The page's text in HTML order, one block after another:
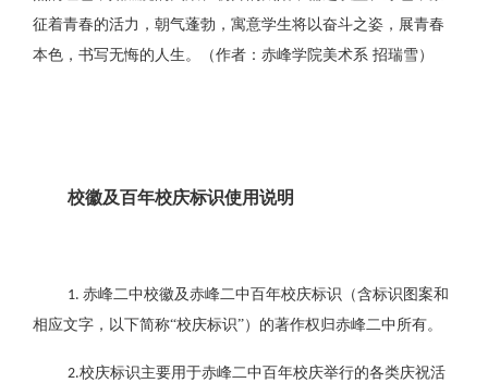
征着青春的活力，朝气蓬勃，寓意学生将以奋斗之姿，展青春
本色，书写无悔的人生。（作者：赤峰学院美术系 招瑞雪）
校徽及百年校庆标识使用说明
1. 赤峰二中校徽及赤峰二中百年校庆标识（含标识图案和
相应文字，以下简称“校庆标识”）的著作权归赤峰二中所有。
2.校庆标识主要用于赤峰二中百年校庆举行的各类庆祝活